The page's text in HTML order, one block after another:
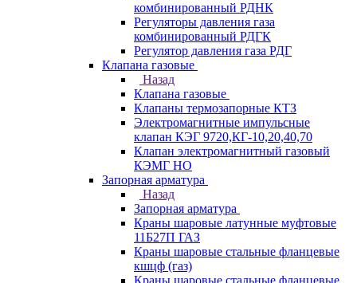
комбинированный РДНК
Регуляторы давления газа
комбинированный РДГК
Регулятор давления газа РДГ
Клапана газовые
Назад
Клапана газовые
Клапаны термозапорные КТЗ
Электромагнитные импульсные
клапан КЭГ 9720,КГ-10,20,40,70
Клапан электромагнитный газовый
КЭМГ НО
Запорная арматура
Назад
Запорная арматура
Краны шаровые латунные муфтовые
11Б27П ГАЗ
Краны шаровые стальные фланцевые
кшцф (газ)
Краны шаровые стальные фланцевые